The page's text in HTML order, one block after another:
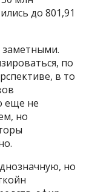
до 801,91
заметными.
по
в то
еще не
но
но